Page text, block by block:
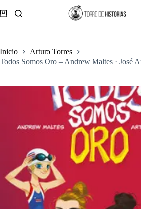
al
Carro
Inicio
Arturo Torres
Todos Somos Oro – Andrew Maltes · José